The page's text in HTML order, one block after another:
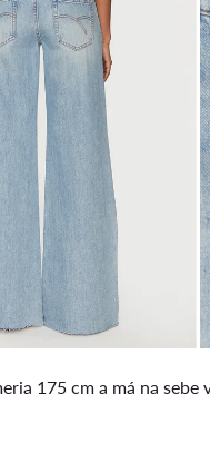
175 cm a má na